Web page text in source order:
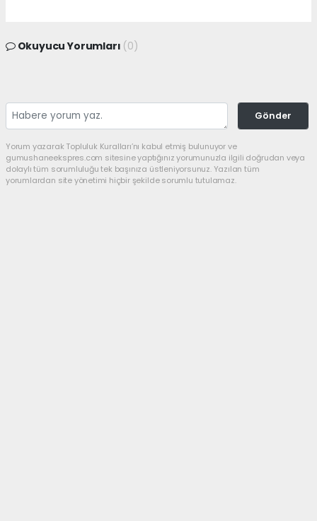
Okuyucu Yorumları (0)
Gönder
Yorum yazarak Topluluk Kuralları’nı kabul etmiş bulunuyor ve
gumushaneekspres.com sitesine yaptığınız yorumunuzla ilgili doğrudan veya
dolaylı tüm sorumluluğu tek başınıza üstleniyorsunuz. Yazılan tüm
yorumlardan site yönetimi hiçbir şekilde sorumlu tutulamaz.